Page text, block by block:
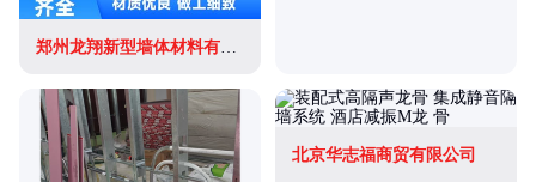
郑州龙翔新型墙体材料有限公司
北京华志福商贸有限公司